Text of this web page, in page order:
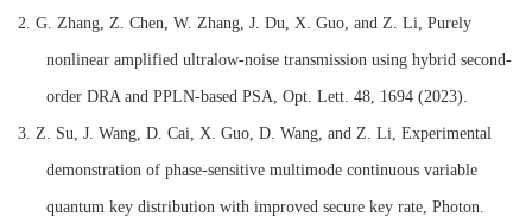
2. G. Zhang, Z. Chen, W. Zhang, J. Du, X. Guo, and Z. Li, Purely
nonlinear amplified ultralow-noise transmission using hybrid second-
order DRA and PPLN-based PSA, Opt. Lett. 48, 1694 (2023).
3. Z. Su, J. Wang, D. Cai, X. Guo, D. Wang, and Z. Li, Experimental
demonstration of phase-sensitive multimode continuous variable
quantum key distribution with improved secure key rate, Photon.